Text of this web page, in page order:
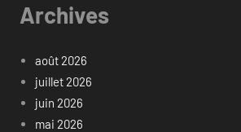
Archives
août 2026
juillet 2026
juin 2026
mai 2026